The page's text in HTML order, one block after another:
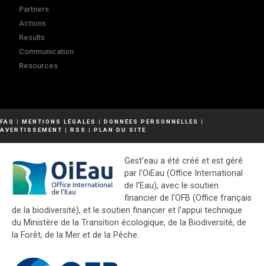
Partners
Actions
Results
Communication
Resources
FAQ | MENTIONS LÉGALES | DONNÉES PERSONNELLES
|
AVERTISSEMENT | RSS | PLAN DU SITE
Gest'eau a été créé et est géré
par l'OiEau (Office International
de l'Eau), avec le soutien
financier de l'OFB (Office français
de la biodiversité), et le soutien financier et l'appui technique
du Ministère de la Transition écologique, de la Biodiversité, de
la Forêt, de la Mer et de la Pêche.